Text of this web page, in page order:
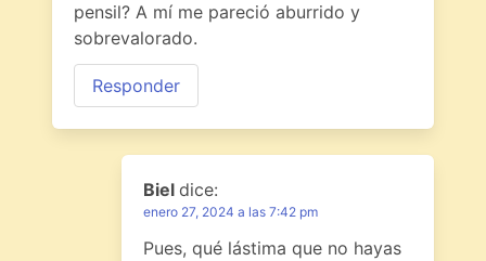
pensil? A mí me pareció aburrido y
sobrevalorado.
Responder
Biel dice:
enero 27, 2024 a las 7:42 pm
Pues, qué lástima que no hayas